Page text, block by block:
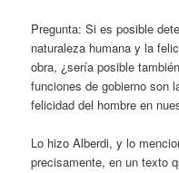
Pregunta: Si es posible
naturaleza humana y la
obra, ¿sería posible
funciones de gobierno son
felicidad del hombre en
Lo hizo Alberdi, y lo
precisamente, en un texto